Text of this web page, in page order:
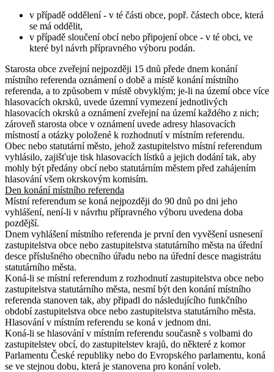
v případě oddělení - v té části obce, popř. částech obce, která
se má oddělit,
v případě sloučení obcí nebo připojení obce - v té obci, ve
které byl návrh přípravného výboru podán.
Starosta obce zveřejní nejpozději 15 dnů přede dnem konání
místního referenda oznámení o době a místě konání místního
referenda, a to způsobem v místě obvyklým; je-li na území obce více
hlasovacích okrsků, uvede územní vymezení jednotlivých
hlasovacích okrsků a oznámení zveřejní na území každého z nich;
zároveň starosta obce v oznámení uvede adresy hlasovacích
místností a otázky položené k rozhodnutí v místním referendu.
Obec nebo statutární město, jehož zastupitelstvo místní referendum
vyhlásilo, zajišťuje tisk hlasovacích lístků a jejich dodání tak, aby
mohly být předány obcí nebo statutárním městem před zahájením
hlasování všem okrskovým komisím.
Den konání místního referenda
Místní referendum se koná nejpozději do 90 dnů po dni jeho
vyhlášení, není-li v návrhu přípravného výboru uvedena doba
pozdější.
Dnem vyhlášení místního referenda je první den vyvěšení usnesení
zastupitelstva obce nebo zastupitelstva statutárního města na úřední
desce příslušného obecního úřadu nebo na úřední desce magistrátu
statutárního města.
Koná-li se místní referendum z rozhodnutí zastupitelstva obce nebo
zastupitelstva statutárního města, nesmí být den konání místního
referenda stanoven tak, aby připadl do následujícího funkčního
období zastupitelstva obce nebo zastupitelstva statutárního města.
Hlasování v místním referendu se koná v jednom dni.
Koná-li se hlasování v místním referendu současně s volbami do
zastupitelstev obcí, do zastupitelstev krajů, do některé z komor
Parlamentu České republiky nebo do Evropského parlamentu, koná
se ve stejnou dobu, která je stanovena pro konání voleb.